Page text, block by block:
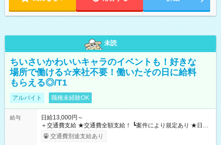
未読
ちいさいかわいいキャラのイベントも！好きな
場所で働ける☆来社不要！働いたその日に給料
もらえる◎/T1
アルバイト 職種未経験OK
給与
日給13,000円～
＋交通費支給 ★交通費全額支給！ ┗案件により規定あり ★日払
いOK！（規定あり） ┗働いたその日に現金GET♪ お仕事後はコ
ンビニATMから 日払い分を引き落とせます！ 【試用期間】試
交通費別途支給あり